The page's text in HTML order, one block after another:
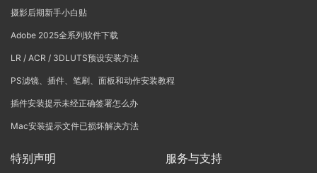
摄影后期新手小白贴
Adobe 2025全系列软件下载
LR / ACR / 3DLUTS预设安装方法
PS滤镜、插件、笔刷、面板和动作安装教程
插件安装提示未经正确签署怎么办
Mac安装提示文件已损坏解决方法
特别声明 服务与支持